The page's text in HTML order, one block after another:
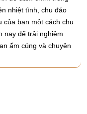
nhiệt tình, chu đáo
của bạn một cách chu
nay để trải nghiệm
ấm cúng và chuyên